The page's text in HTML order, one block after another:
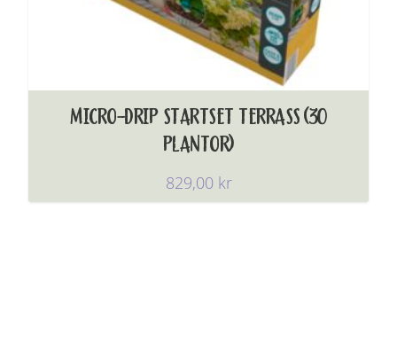
MICRO-DRIP STARTSET TERRASS (30
PLANTOR)
829,00 kr